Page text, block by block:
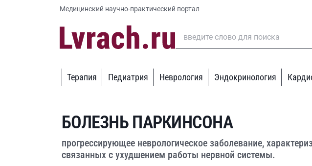
Медицинский научно-практический портал
Терапия Педиатрия Неврология Эндокринология
БОЛЕЗНЬ ПАРКИНСОНА
прогрессирующее неврологическое заболевание,
связанных с ухудшением работы нервной системы.